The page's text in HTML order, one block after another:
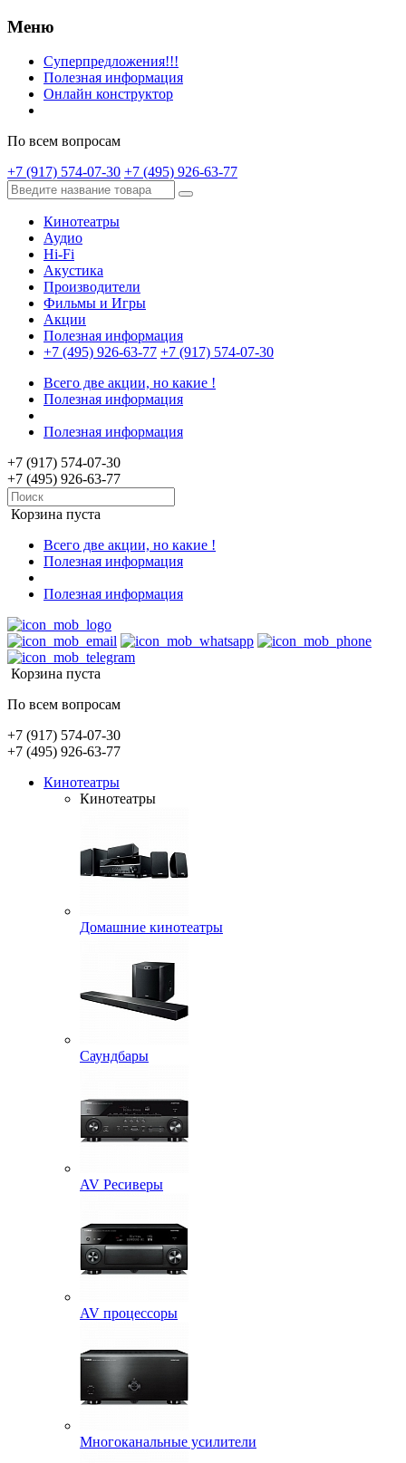
Меню
Суперпредложения!!!
Полезная информация
Онлайн конструктор
По всем вопросам
+7 (917) 574-07-30 +7 (495) 926-63-77
Кинотеатры
Аудио
Hi-Fi
Акустика
Производители
Фильмы и Игры
Акции
Полезная информация
+7 (495) 926-63-77 +7 (917) 574-07-30
Всего две акции, но какие !
Полезная информация
Полезная информация
+7 (917) 574-07-30
+7 (495) 926-63-77
Корзина пуста
Всего две акции, но какие !
Полезная информация
Полезная информация
Корзина пуста
По всем вопросам
+7 (917) 574-07-30
+7 (495) 926-63-77
Кинотеатры
Кинотеатры
Домашние кинотеатры
Саундбары
AV Ресиверы
AV процессоры
Многоканальные усилители